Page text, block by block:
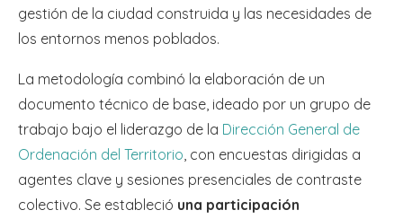
gestión de la ciudad construida y las necesidades de
los entornos menos poblados.
La metodología combinó la elaboración de un
documento técnico de base, ideado por un grupo de
trabajo bajo el liderazgo de la Dirección General de
Ordenación del Territorio , con encuestas dirigidas a
agentes clave y sesiones presenciales de contraste
colectivo. Se estableció una participación